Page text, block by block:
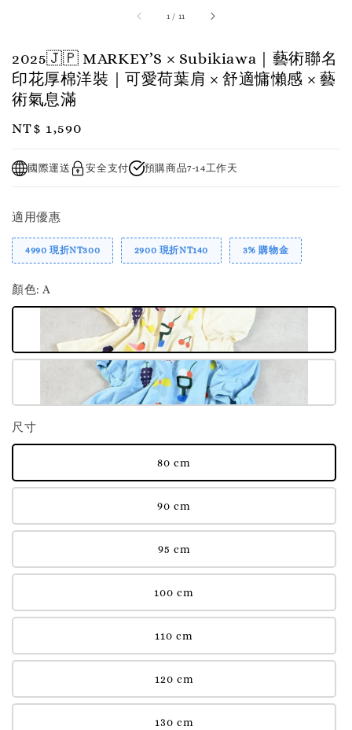
1 / 11
2025🇯🇵 MARKEY’S × Subikiawa｜藝術聯名
印花厚棉洋裝｜可愛荷葉肩 × 舒適慵懶感 × 藝
術氣息滿
Regular
NT$ 1,590
國際運送 安全支付 預購商品7-14工作天
適用優惠
4990 現折NT300 2900 現折NT140 3% 購物金
顏色: A
尺寸
80 cm
90 cm
95 cm
100 cm
110 cm
120 cm
130 cm